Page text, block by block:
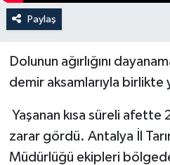
Paylaş
Dolunun ağırlığını
demir aksamlarıyla birlikte
Yaşanan kısa süreli
zarar gördü. Antalya İl
Müdürlüğü ekipleri
Sağlık
Sosyal medya